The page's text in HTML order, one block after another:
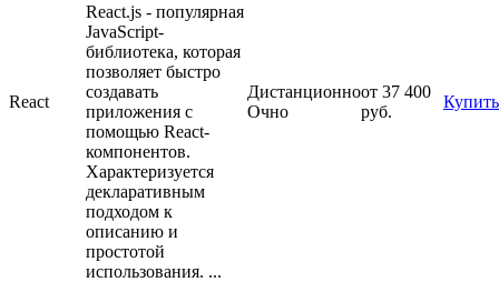
React
React.js - популярная
JavaScript-
библиотека, которая
позволяет быстро
создавать
приложения с
помощью React-
компонентов.
Характеризуется
декларативным
подходом к
описанию и
простотой
использования. ...
Дистанционно
Очно
от 37 400
руб.
Купить